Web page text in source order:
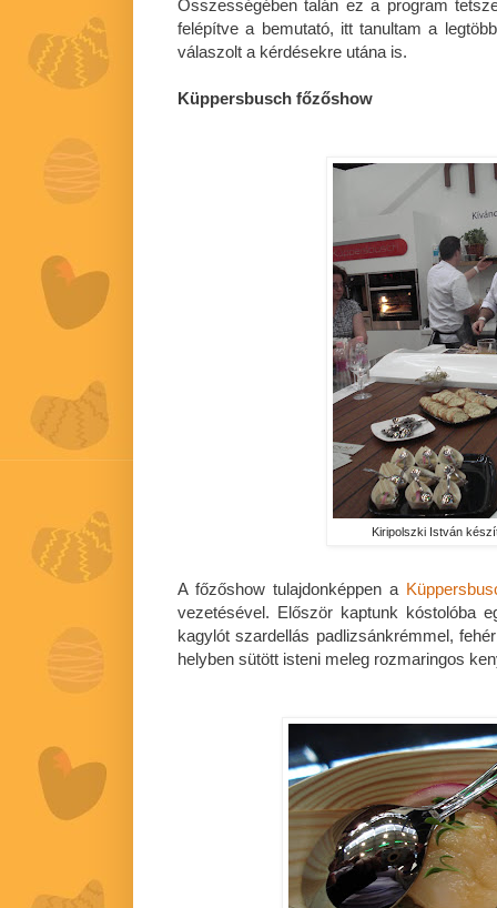
Összességében talán ez a program
felépítve a bemutató, itt tanultam a
válaszolt a kérdésekre utána is.
Küppersbusch főzőshow
Kiripolszki István
A főzőshow tulajdonképpen a
vezetésével. Először kaptunk kóstolóba
kagylót szardellás padlizsánkrémmel,
helyben sütött isteni meleg rozmaringos